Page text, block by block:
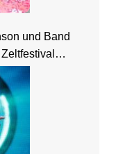
und Band